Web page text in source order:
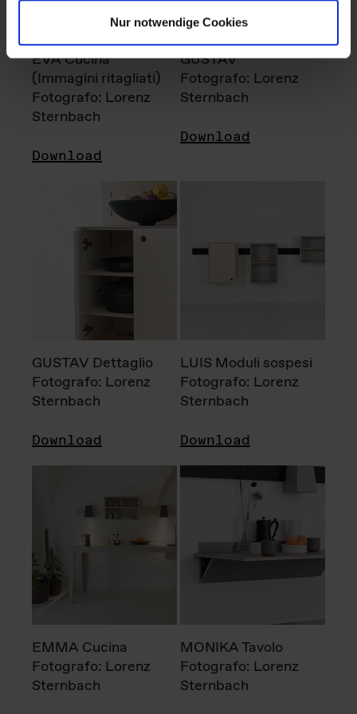
Nur notwendige Cookies
EVA Cucina
(Immagini ritagliati)
Fotografo: Lorenz
Sternbach
Download
GUSTAV
Fotografo: Lorenz
Sternbach
Download
GUSTAV Dettaglio
Fotografo: Lorenz
Sternbach
Download
LUIS Moduli sospesi
Fotografo: Lorenz
Sternbach
Download
EMMA Cucina
Fotografo: Lorenz
Sternbach
MONIKA Tavolo
Fotografo: Lorenz
Sternbach